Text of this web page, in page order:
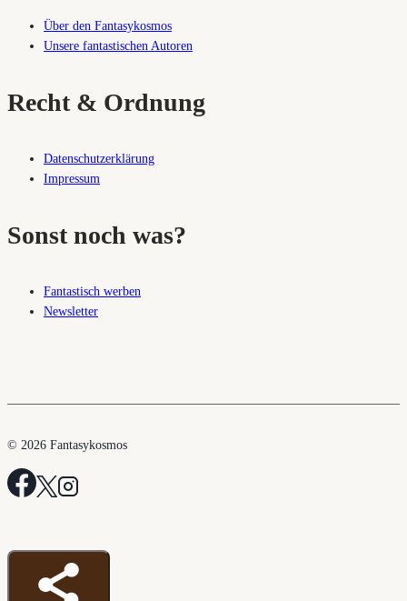
Über den Fantasykosmos
Unsere fantastischen Autoren
Recht & Ordnung
Datenschutzerklärung
Impressum
Sonst noch was?
Fantastisch werben
Newsletter
© 2026 Fantasykosmos